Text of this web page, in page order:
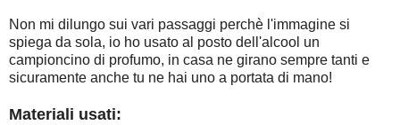
Non mi dilungo sui vari passaggi perchè l'immagine si
spiega da sola, io ho usato al posto dell'alcool un
campioncino di profumo, in casa ne girano sempre tanti e
sicuramente anche tu ne hai uno a portata di mano!
Materiali usati: